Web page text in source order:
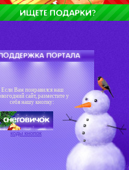
Если Вам понравился наш
сайт, разместите у
себя нашу кнопку:
коды кнопок